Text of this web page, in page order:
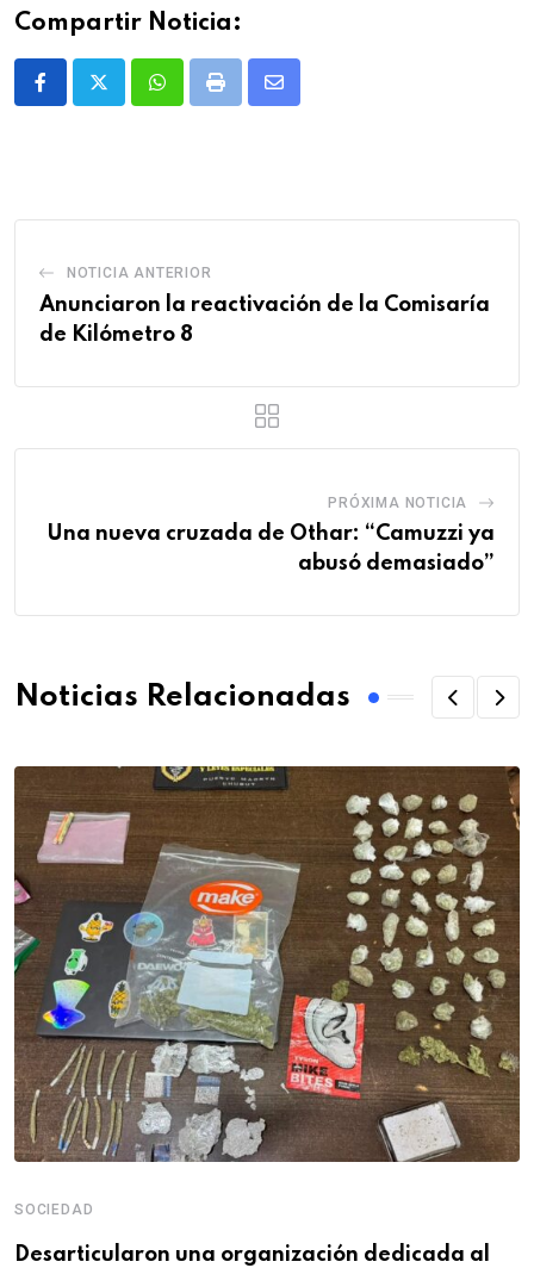
Compartir Noticia:
WhatsappPrint
Share
NOTICIA ANTERIOR
Anunciaron la reactivación de la Comisaría
de Kilómetro 8
PRÓXIMA NOTICIA
Una nueva cruzada de Othar: “Camuzzi ya
abusó demasiado”
Noticias Relacionadas
SOCIEDAD
Desarticularon una organización dedicada al